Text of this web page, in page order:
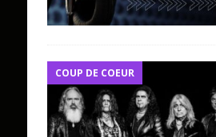
COUP DE COEUR